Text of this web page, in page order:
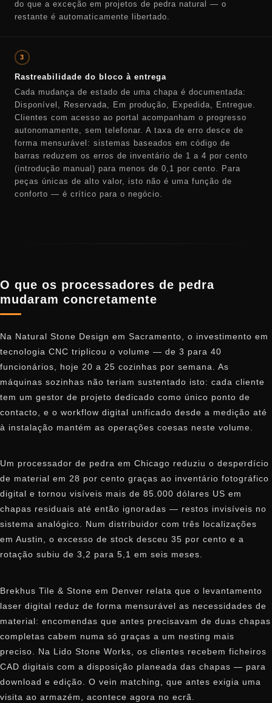
do que a exceção em projetos de pedra natural — o
restante é automaticamente libertado.
3
Rastreabilidade do bloco à entrega
Cada mudança de estado de uma chapa é documentada:
Disponível, Reservada, Em produção, Expedida, Entregue.
Clientes com acesso ao portal acompanham o progresso
autonomamente, sem telefonar. A taxa de erro desce de
forma mensurável: sistemas baseados em código de
barras reduzem os erros de inventário de 1 a 4 por cento
(introdução manual) para menos de 0,1 por cento. Para
peças únicas de alto valor, isto não é uma função de
conforto — é crítico para o negócio.
O que os processadores de pedra
mudaram concretamente
Na Natural Stone Design em Sacramento, o investimento em
tecnologia CNC triplicou o volume — de 3 para 40
funcionários, hoje 20 a 25 cozinhas por semana. As
máquinas sozinhas não teriam sustentado isto: cada cliente
tem um gestor de projeto dedicado como único ponto de
contacto, e o workflow digital unificado desde a medição até
à instalação mantém as operações coesas neste volume.
Um processador de pedra em Chicago reduziu o desperdício
de material em 28 por cento graças ao inventário fotográfico
digital e tornou visíveis mais de 85.000 dólares US em
chapas residuais até então ignoradas — restos invisíveis no
sistema analógico. Num distribuidor com três localizações
em Austin, o excesso de stock desceu 35 por cento e a
rotação subiu de 3,2 para 5,1 em seis meses.
Brekhus Tile & Stone em Denver relata que o levantamento
laser digital reduz de forma mensurável as necessidades de
material: encomendas que antes precisavam de duas chapas
completas cabem numa só graças a um nesting mais
preciso. Na Lido Stone Works, os clientes recebem ficheiros
CAD digitais com a disposição planeada das chapas — para
download e edição. O vein matching, que antes exigia uma
visita ao armazém, acontece agora no ecrã.